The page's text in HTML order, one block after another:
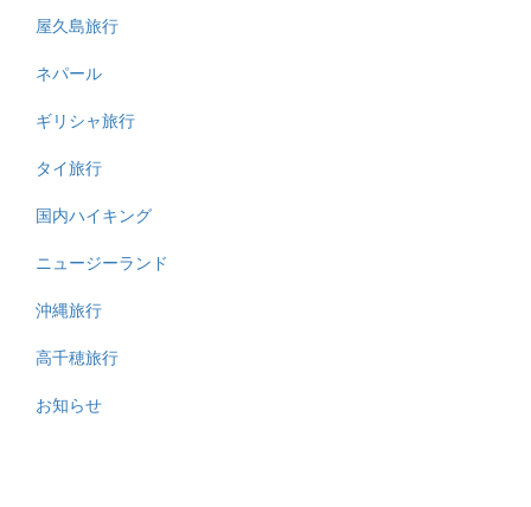
屋久島旅行
ネパール
ギリシャ旅行
タイ旅行
国内ハイキング
ニュージーランド
沖縄旅行
高千穂旅行
お知らせ